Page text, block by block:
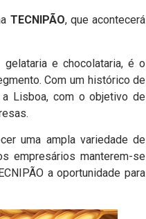
TECNIPÃO, que acontecerá
e chocolataria, é o
Com um histórico de
Lisboa, com o objetivo de
uma ampla variedade de
empresários manterem-se
a oportunidade para